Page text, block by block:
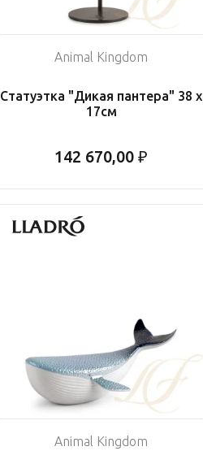
Animal Kingdom
Статуэтка "Дикая пантера" 38 х
17см
142 670,00 ₽
Animal Kingdom